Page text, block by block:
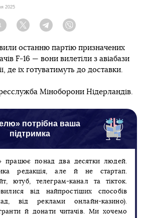
2025
Twitter TelegramViber
останню партію призначених
F-16 — вони вилетіли з авіабази
де їх готуватимуть до доставки.
Міноборони Нідерландів.
потрібна ваша
підтримка
працює понад два десятки людей.
редакція, але й не стартап.
ютуб, телеграм-канал та тікток.
від найпростіших способів
від реклами онлайн-казино).
й донати читачів. Ми хочемо